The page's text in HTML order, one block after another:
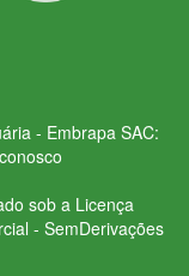
- Embrapa SAC:
sob a Licença
- SemDerivações